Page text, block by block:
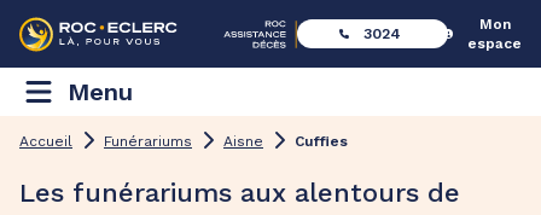
3024
Mon
espace
Menu
Accueil Funérariums Aisne Cuffies
Les funérariums aux alentours de